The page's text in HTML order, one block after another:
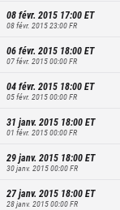
08 févr. 2015 17:00ET
08 févr. 2015 23:00FR
06 févr. 2015 18:00ET
07 févr. 2015 00:00FR
04 févr. 2015 18:00ET
05 févr. 2015 00:00FR
31 janv. 2015 18:00ET
01 févr. 2015 00:00FR
29 janv. 2015 18:00ET
30 janv. 2015 00:00FR
27 janv. 2015 18:00ET
28 janv. 2015 00:00FR